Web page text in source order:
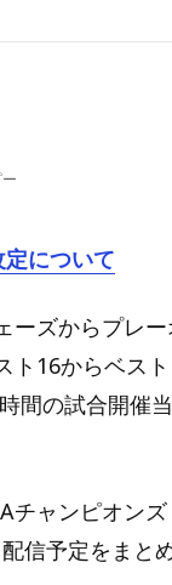
について
ーズからプレ
ト16からベス
間の試合開催
チャンピオン
信予定をまと